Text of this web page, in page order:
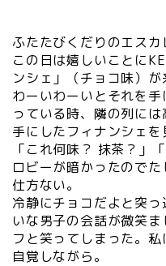
ふたたびくだりのエスカ
この日は嬉しいことに
ンシェ」（チョコ味）が
わーいわーいとそれを
っている時、隣の列には
手にしたフィナンシェを
「これ何味？ 抹茶？」
ロビーが暗かったので
仕方ない。
冷静にチョコだよと突
いな男子の会話が微笑
フと笑ってしまった。
自覚しながら。